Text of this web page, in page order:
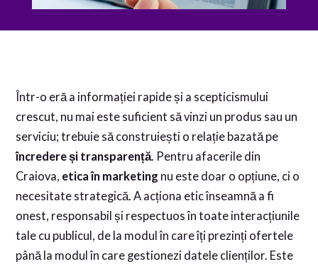
Într-o eră a informației rapide și a scepticismului
crescut, nu mai este suficient să vinzi un produs sau un
serviciu; trebuie să construiești o relație bazată pe
încredere și transparență. Pentru afacerile din
Craiova, etica în marketing nu este doar o opțiune, ci o
necesitate strategică. A acționa etic înseamnă a fi
onest, responsabil și respectuos în toate interacțiunile
tale cu publicul, de la modul în care îți prezinți ofertele
până la modul în care gestionezi datele clienților. Este